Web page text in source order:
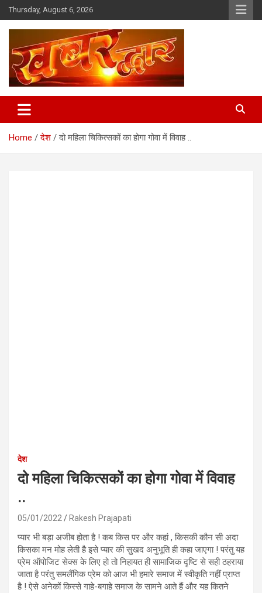
Skip
to
content
Thursday, August 6, 2026
Khabar Dwar
Home देश दो महिला चिकित्सकों का होगा गोवा में विवाह ..
देश
दो महिला चिकित्सकों का होगा गोवा में विवाह
..
05/01/2022 Rakesh Prajapati
प्यार भी बड़ा अजीब होता है ! कब किस पर और कहां , किसकी कौन सी अदा
किसका मन मोह लेती है इसे प्यार की सुखद अनुभूति ही कहा जाएगा ! परंतु यह
प्रेम ऑपोजिट सेक्स के लिए हो तो निहायत ही सामाजिक दृष्टि से सही ठहराया
जाता है परंतु समलैंगिक प्रेम को आज भी हमारे समाज में स्वीकृति नहीं प्राप्त
है ! ऐसे अनेकों किस्से गाहे-बगाहे समाज के सामने आते हैं और यह कितने